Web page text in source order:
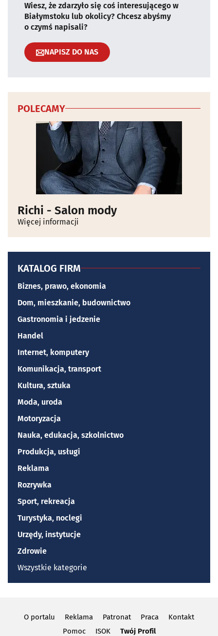
Wiesz, że zdarzyło się coś interesującego w
Białymstoku lub okolicy? Chcesz abyśmy
o czymś napisali?
NAPISZ DO NAS
POLECAMY
Richi - Salon mody
Więcej informacji
KATALOG FIRM
Biznes, prawo, ekonomia
Dom, mieszkanie, budownictwo
Gastronomia i jedzenie
Handel
Internet, komputery
Komunikacja, transport
Kultura, sztuka
Moda, uroda
Motoryzacja
Nauka, edukacja, szkolnictwo
Produkcja, usługi
Reklama
Rozrywka
Sport, rekreacja
Turystyka, noclegi
Urzędy, instytucje
Zdrowie
Wszystkie kategorie
O portalu Reklama Patronat Praca
Kontakt
Pomoc
ISOK Twój Profil